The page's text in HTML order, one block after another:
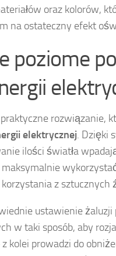
oraz kolorów,
na ostateczny efekt
poziome
rozwiązanie,
elektrycznej. Dzięki
ilości światła
z sztucznych
ustawienie
w taki sposób, aby
kolei prowadzi do